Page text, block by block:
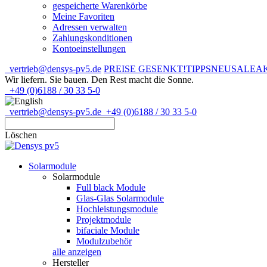
gespeicherte Warenkörbe
Meine Favoriten
Adressen verwalten
Zahlungskonditionen
Kontoeinstellungen
vertrieb@densys-pv5.de PREISE GESENKT!TIPPSNEUSALE
Wir liefern. Sie bauen. Den Rest macht die Sonne.
+49 (0)6188 / 30 33 5-0
vertrieb@densys-pv5.de +49 (0)6188 / 30 33 5-0
Löschen
Solarmodule
Solarmodule
Full black Module
Glas-Glas Solarmodule
Hochleistungsmodule
Projektmodule
bifaciale Module
Modulzubehör
alle anzeigen
Hersteller